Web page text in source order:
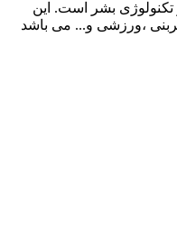
بشر است. این
،ورزشی و... می باشد